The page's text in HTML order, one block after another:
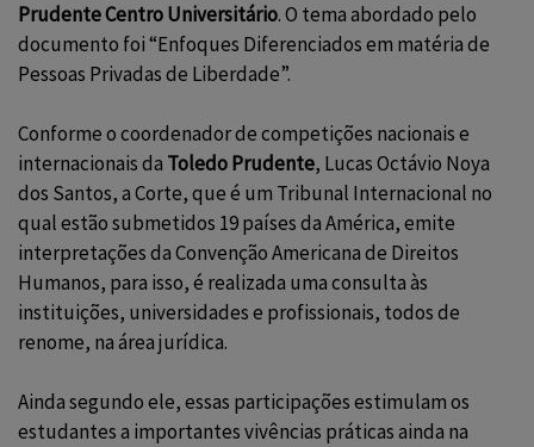
Prudente Centro Universitário. O tema abordado pelo
documento foi “Enfoques Diferenciados em matéria de
Pessoas Privadas de Liberdade”.
Conforme o coordenador de competições nacionais e
internacionais da Toledo Prudente, Lucas Octávio Noya
dos Santos, a Corte, que é um Tribunal Internacional no
qual estão submetidos 19 países da América, emite
interpretações da Convenção Americana de Direitos
Humanos, para isso, é realizada uma consulta às
instituições, universidades e profissionais, todos de
renome, na área jurídica.
Ainda segundo ele, essas participações estimulam os
estudantes a importantes vivências práticas ainda na